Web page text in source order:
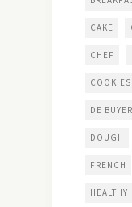
CAKE
CHEF
COOKIES
DE BUYER
DOUGH
FRENCH
HEALTHY